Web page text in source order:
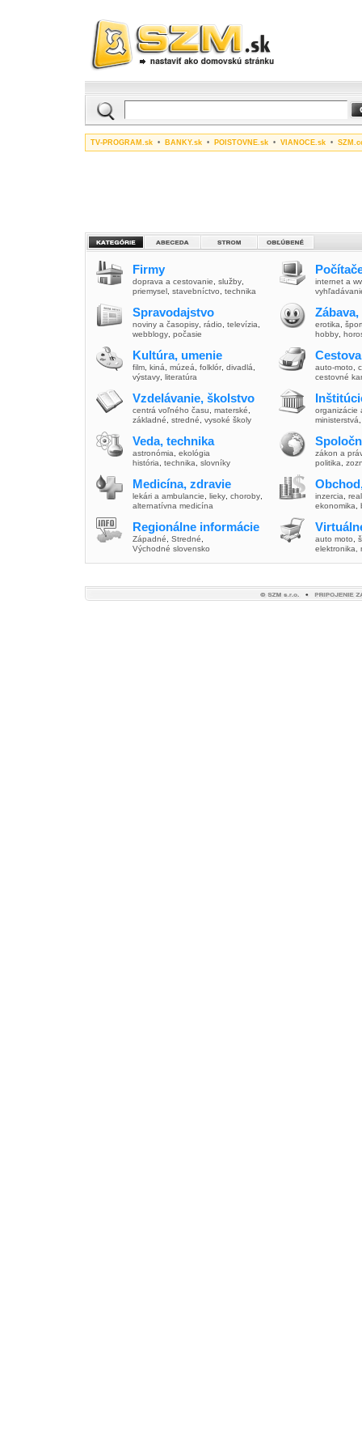
TV-PROGRAM.sk • BANKY.sk • POISTOVNE.sk • VIANOCE.sk •
Firmy
doprava a cestovanie služby
priemysel stavebníctvo technika
Spravodajstvo
noviny a časopisy rádio televízia
webblogy počasie
Kultúra, umenie
film kiná múzeá folklór, divadlá
výstavy literatúra
Vzdelávanie, školstvo
centrá voľného času materské
základné
stredné vysoké školy
Veda, technika
astronómia
ekológia
história
technika slovníky
Medicína, zdravie
lekári a ambulancie lieky choroby
alternatívna medicína
Regionálne informácie
Západné Stredné
Východné slovensko
internet a
erotika
hobby
auto-moto
cestovné
organizácie
ministerstvá
zákon a
politika
inzercia
ekonomika
auto moto
elektronika,